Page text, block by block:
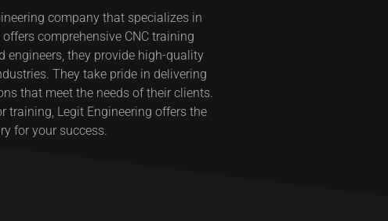
company that specializes in
comprehensive CNC training
engineers, they provide high-quality
They take pride in delivering
that meet the needs of their clients.
training, Legit Engineering offers the
for your success.